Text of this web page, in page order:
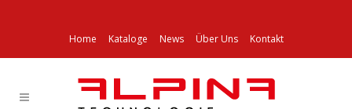
Home Kataloge News Über Uns Kontakt